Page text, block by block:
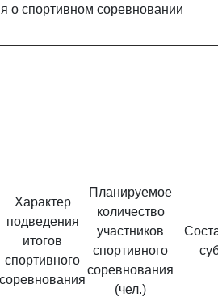
о спортивном соревновании
Характер
подведения
итогов
спортивного
соревнования
Планируемое
количество
участников
спортивного
соревнования
(чел.)